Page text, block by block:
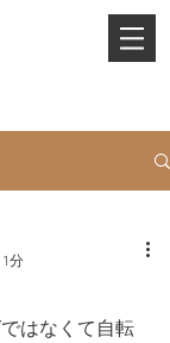
分
はなくて自転